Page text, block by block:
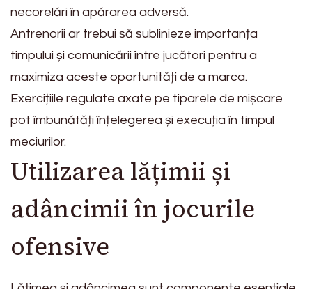
necorelări în apărarea adversă.
Antrenorii ar trebui să sublinieze importanța
timpului și comunicării între jucători pentru a
maximiza aceste oportunități de a marca.
Exercițiile regulate axate pe tiparele de mișcare
pot îmbunătăți înțelegerea și execuția în timpul
meciurilor.
Utilizarea lățimii și
adâncimii în jocurile
ofensive